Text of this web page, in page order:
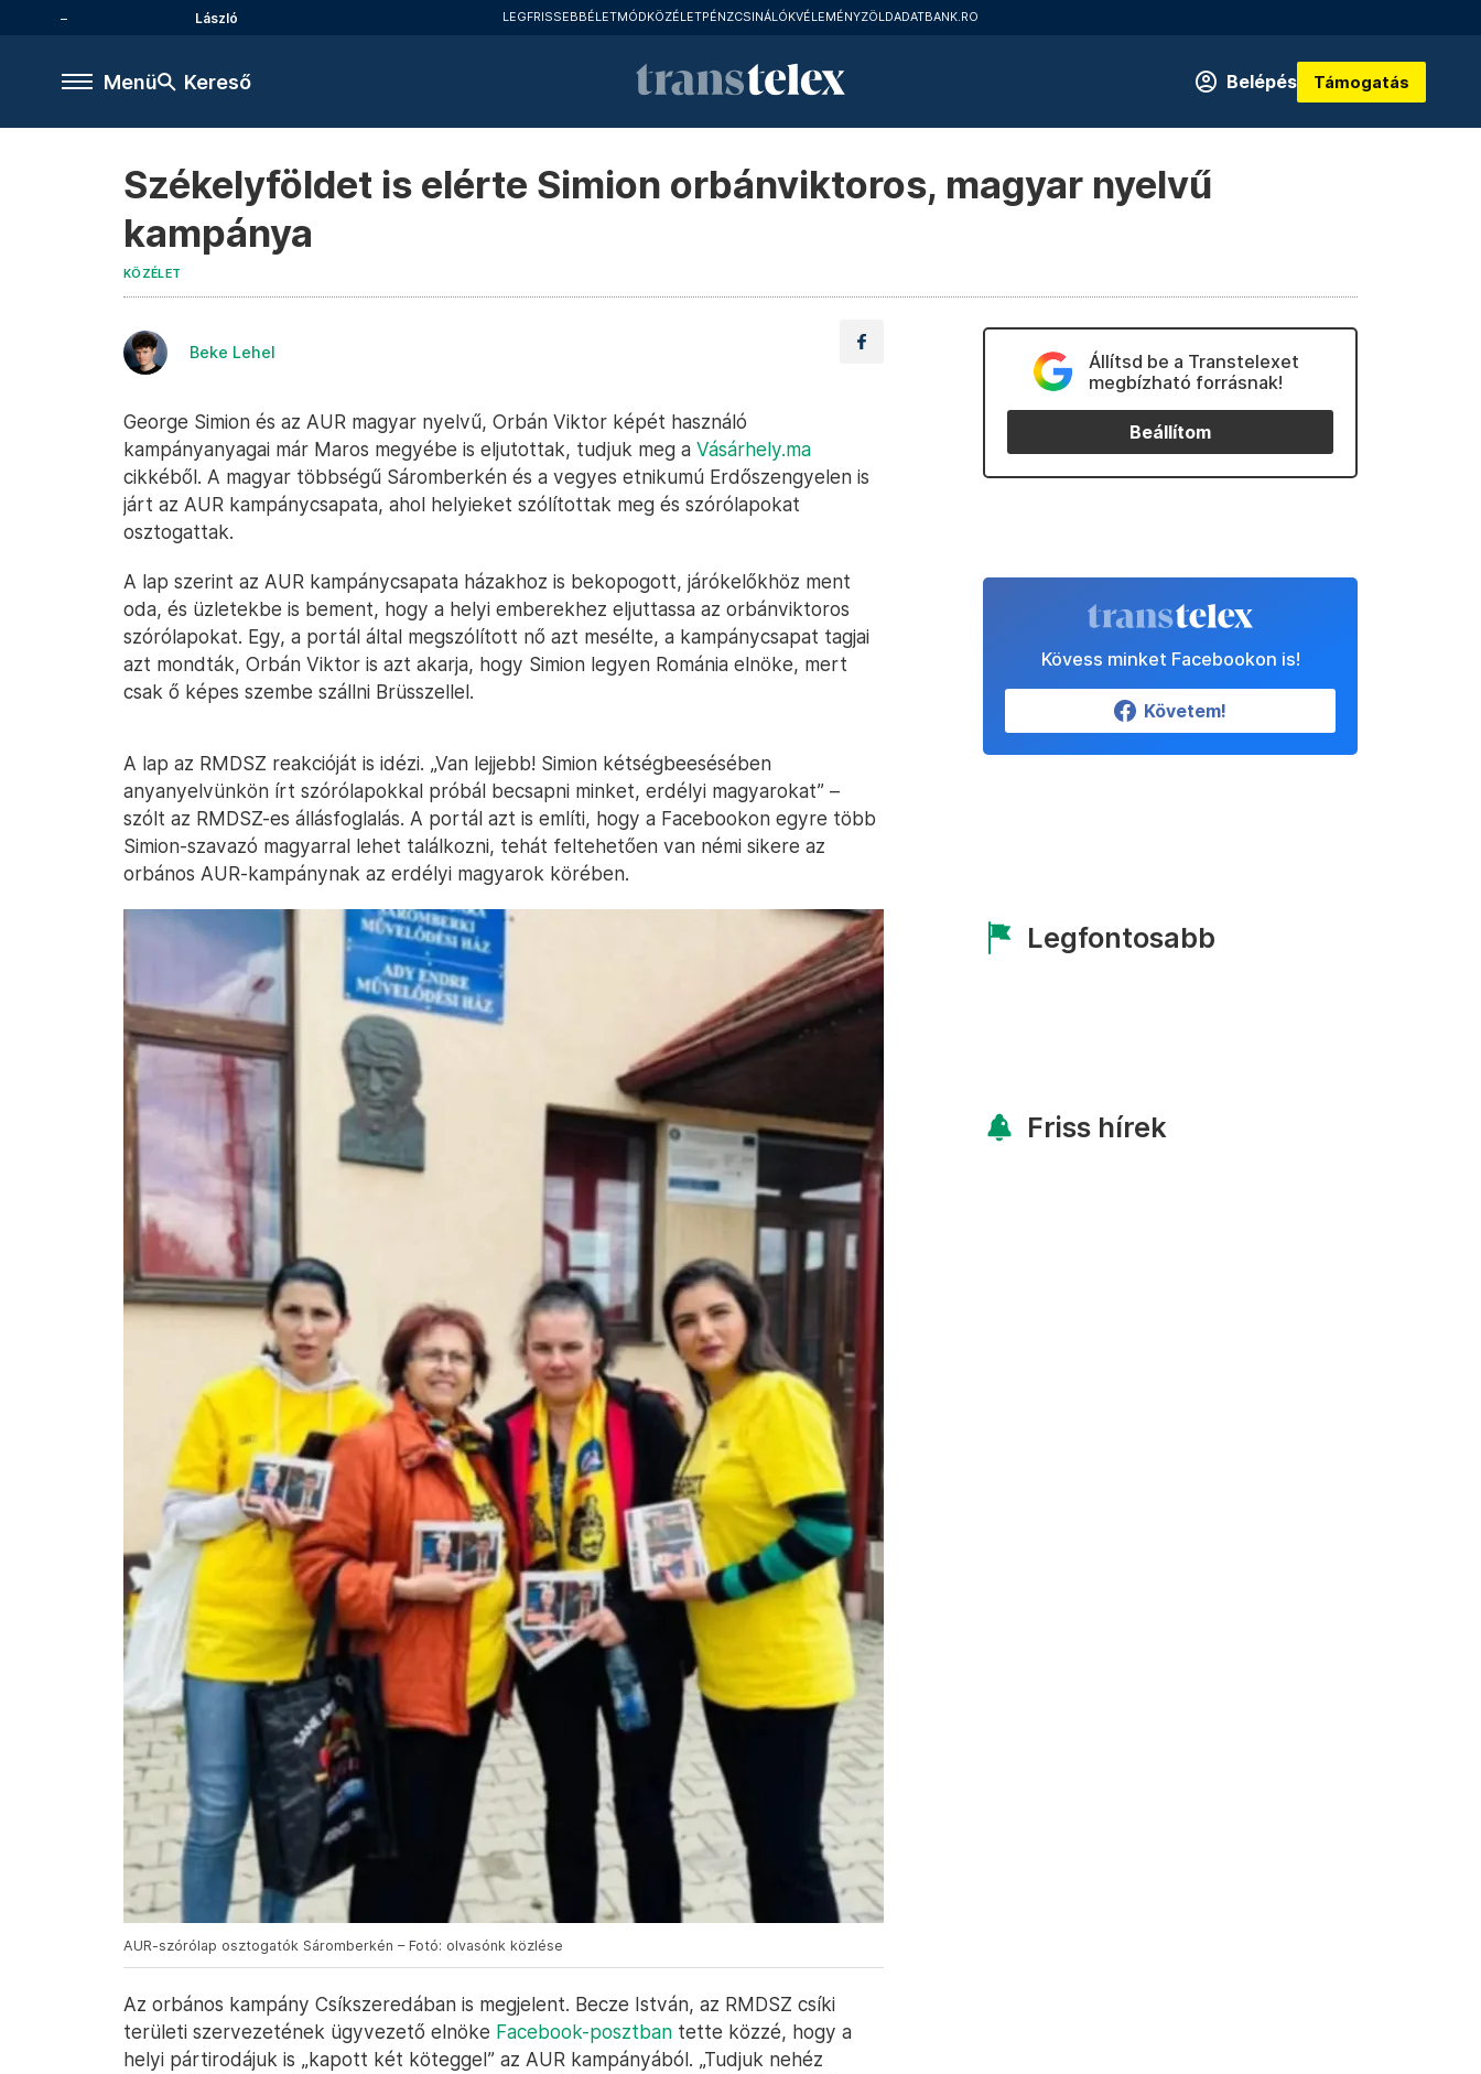
László LEGFRISSEBBÉLETMÓDKÖZÉLETPÉNZCSINÁLÓKVÉLEMÉNYZÖLDADATBANK.RO
Menü Kereső Belépés Támogatás
Székelyföldet is elérte Simion orbánviktoros, magyar nyelvű
kampánya
KÖZÉLET
Beke Lehel
George Simion és az AUR magyar nyelvű, Orbán Viktor képét használó
kampányanyagai már Maros megyébe is eljutottak, tudjuk meg a Vásárhely.ma
cikkéből. A magyar többségű Sáromberkén és a vegyes etnikumú Erdőszengyelen is
járt az AUR kampánycsapata, ahol helyieket szólítottak meg és szórólapokat
osztogattak.
A lap szerint az AUR kampánycsapata házakhoz is bekopogott, járókelőkhöz ment
oda, és üzletekbe is bement, hogy a helyi emberekhez eljuttassa az orbánviktoros
szórólapokat. Egy, a portál által megszólított nő azt mesélte, a kampánycsapat tagjai
azt mondták, Orbán Viktor is azt akarja, hogy Simion legyen Románia elnöke, mert
csak ő képes szembe szállni Brüsszellel.
A lap az RMDSZ reakcióját is idézi. „Van lejjebb! Simion kétségbeesésében
anyanyelvünkön írt szórólapokkal próbál becsapni minket, erdélyi magyarokat” –
szólt az RMDSZ-es állásfoglalás. A portál azt is említi, hogy a Facebookon egyre több
Simion-szavazó magyarral lehet találkozni, tehát feltehetően van némi sikere az
orbános AUR-kampánynak az erdélyi magyarok körében.
AUR-szórólap osztogatók Sáromberkén – Fotó: olvasónk közlése
Az orbános kampány Csíkszeredában is megjelent. Becze István, az RMDSZ csíki
területi szervezetének ügyvezető elnöke Facebook-posztban tette közzé, hogy a
helyi pártirodájuk is „kapott két köteggel” az AUR kampányából. „Tudjuk nehéz
Állítsd be a Transtelexet
megbízható forrásnak!
Beállítom
Kövess minket Facebookon is!
Követem!
Legfontosabb
Friss hírek